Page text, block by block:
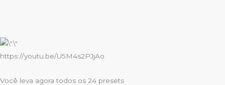
https://youtu.be/U5M4s2PJjAo
Você leva agora todos os 24 presets